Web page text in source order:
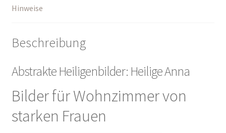
Hinweise
Beschreibung
Abstrakte Heiligenbilder: Heilige Anna
Bilder für Wohnzimmer von
starken Frauen